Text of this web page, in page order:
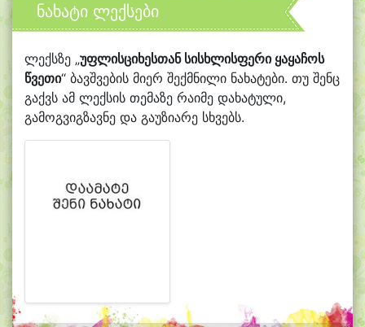
ნახატი ლექსები
ლექსზე „უფლისციხესთან სისხლისფერი ყაყაჩოს
წვეთი“ ბავშვების მიერ შექმნილი ნახატები. თუ შენც
გაქვს ამ ლექსის თემაზე რაიმე დახატული,
გამოგვიგზავნე და გაუზიარე სხვებს.